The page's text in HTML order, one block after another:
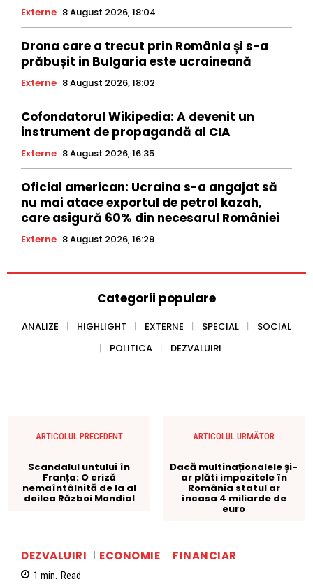
Externe 8 August 2026, 18:04
Drona care a trecut prin România și s-a
prăbușit in Bulgaria este ucraineană
Externe 8 August 2026, 18:02
Cofondatorul Wikipedia: A devenit un
instrument de propagandă al CIA
Externe 8 August 2026, 16:35
Oficial american: Ucraina s-a angajat să
nu mai atace exportul de petrol kazah,
care asigură 60% din necesarul României
Externe 8 August 2026, 16:29
Categorii populare
ANALIZE HIGHLIGHT EXTERNE SPECIAL
SOCIAL
POLITICA
DEZVALUIRI
ARTICOLUL PRECEDENT
Scandalul untului în
Franța: O criză
nemaîntâlnită de la al
doilea Război Mondial
ARTICOLUL URMĂTOR
Dacă multinaționalele și-
ar plăti impozitele în
România statul ar
încasa 4 miliarde de
euro